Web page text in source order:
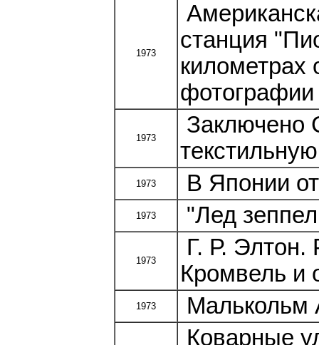
1973
станция
1973
Заключено
1973 В Японии
1973 "Лед
1973
Г. Р.
Кромвель и
1973
Коварные